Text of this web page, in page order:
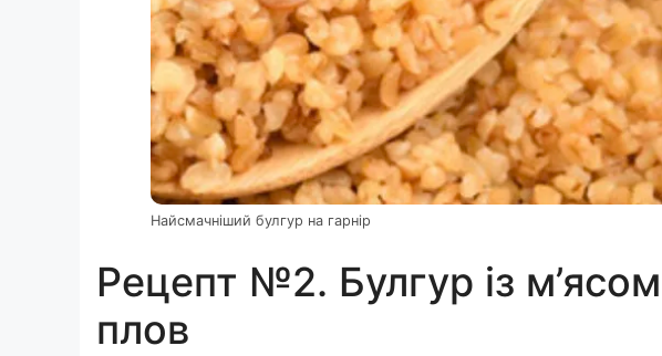
Найсмачніший булгур на гарнір
Рецепт №2. Булгур із
плов